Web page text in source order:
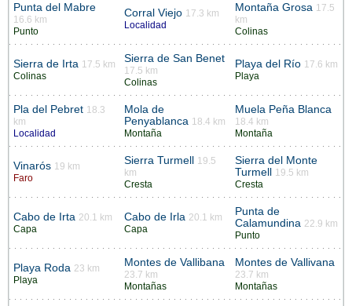
Punta del Mabre
16.6 km
Punto
Corral Viejo 17.3 km
Localidad
Montaña Grosa 17.5
km
Colinas
Sierra de Irta 17.5 km
Colinas
Sierra de San Benet
17.5 km
Colinas
Playa del Río 17.6 km
Playa
Pla del Pebret 18.3
km
Localidad
Mola de
Penyablanca 18.4 km
Montaña
Muela Peña Blanca
18.4 km
Montaña
Vinarós 19 km
Faro
Sierra Turmell
19.5
km
Cresta
Sierra del Monte
Turmell
19.5 km
Cresta
Cabo de Irta 20.1 km
Capa
Cabo de Irla 20.1 km
Capa
Punta de
Calamundina 22.9 km
Punto
Playa Roda 23 km
Playa
Montes de Vallibana
23.7 km
Montañas
Montes de Vallivana
23.7 km
Montañas